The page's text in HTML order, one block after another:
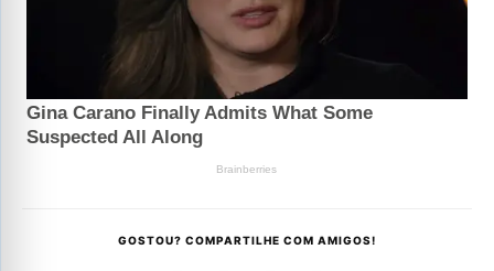
GOSTOU? COMPARTILHE COM AMIGOS!